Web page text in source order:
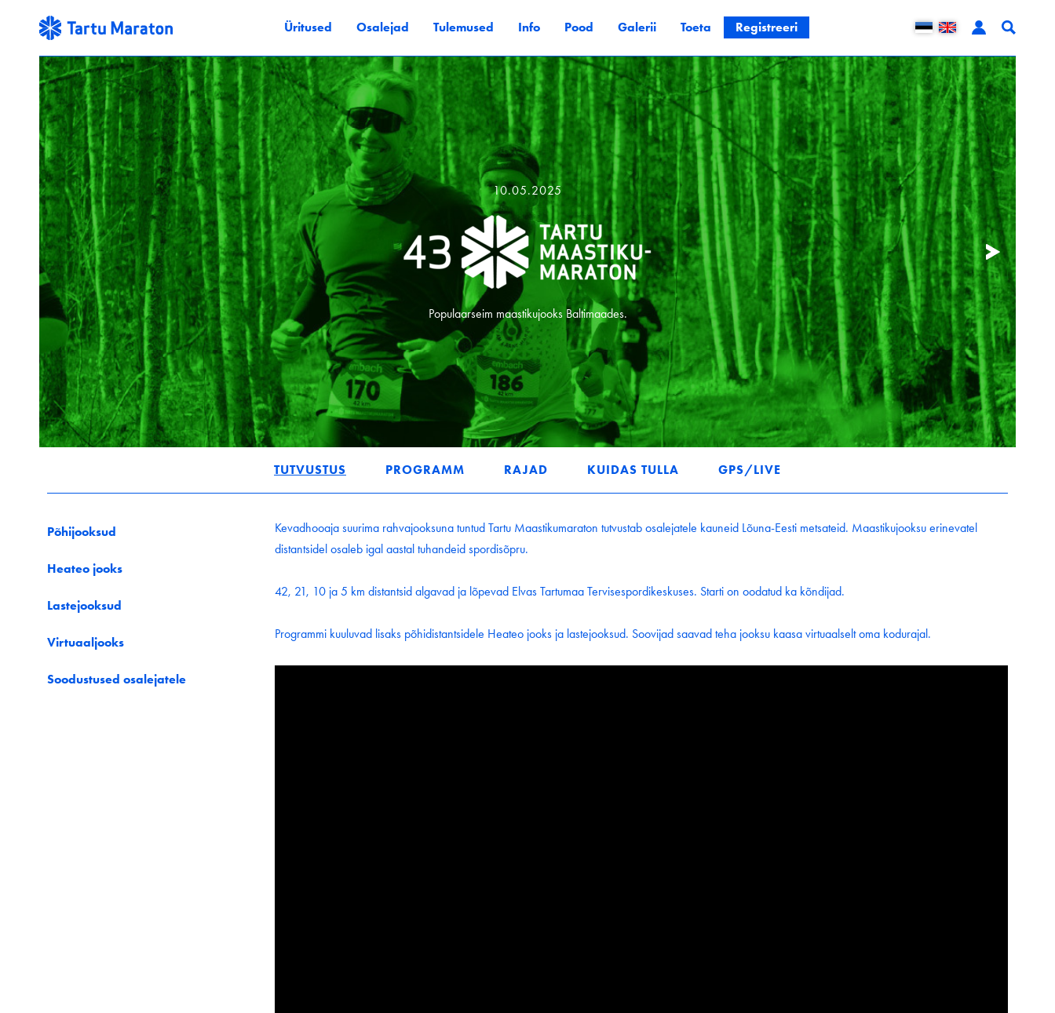
Üritused Osalejad Tulemused Info Pood Galerii Toeta Registreeri
10.05.2025
Populaarseim maastikujooks Baltimaades.
TUTVUSTUS PROGRAMM RAJAD KUIDAS TULLA GPS/LIVE
Põhijooksud
Heateo jooks
Lastejooksud
Virtuaaljooks
Soodustused osalejatele
Kevadhooaja suurima rahvajooksuna tuntud Tartu Maastikumaraton tutvustab osalejatele kauneid Lõuna-Eesti metsateid. Maastikujooksu erinevatel
distantsidel osaleb igal aastal tuhandeid spordisõpru.
42, 21, 10 ja 5 km distantsid algavad ja lõpevad Elvas Tartumaa Tervisespordikeskuses. Starti on oodatud ka kõndijad.
Programmi kuuluvad lisaks põhidistantsidele Heateo jooks ja lastejooksud. Soovijad saavad teha jooksu kaasa virtuaalselt oma kodurajal.